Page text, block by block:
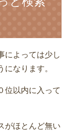
によっては少し
なります。
位以内に入って
がほとんど無い